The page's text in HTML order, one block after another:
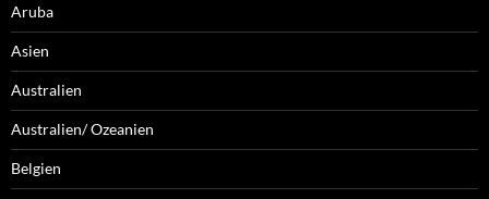
Aruba
Asien
Australien
Australien/ Ozeanien
Belgien